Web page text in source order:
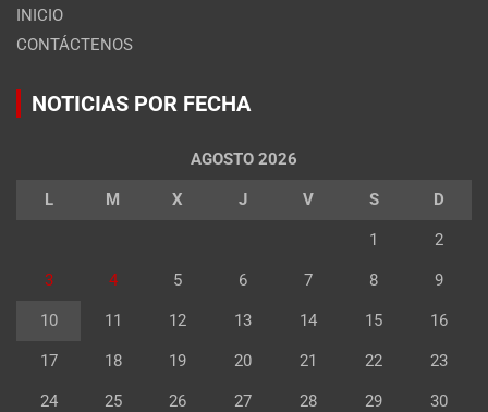
INICIO
CONTÁCTENOS
NOTICIAS POR FECHA
AGOSTO 2026
L M X J V S D
1 2
3 4 5 6 7 8 9
10 11 12 13 14 15 16
17 18 19 20 21 22 23
24 25 26 27 28 29 30